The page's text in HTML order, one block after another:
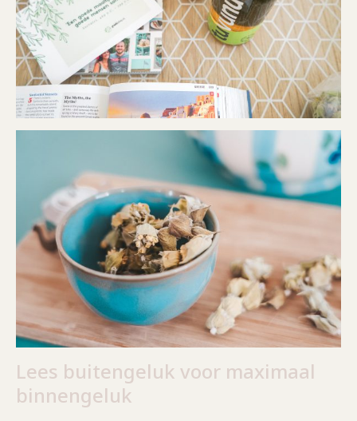
Lees buitengeluk voor maximaal
binnengeluk